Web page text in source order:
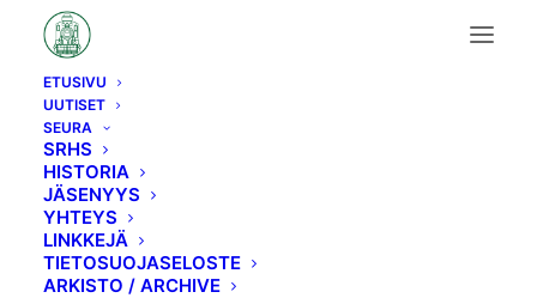
ETUSIVU
UUTISET
SEURA
SRHS
HISTORIA
JÄSENYYS
YHTEYS
LINKKEJÄ
TIETOSUOJASELOSTE
ARKISTO / ARCHIVE